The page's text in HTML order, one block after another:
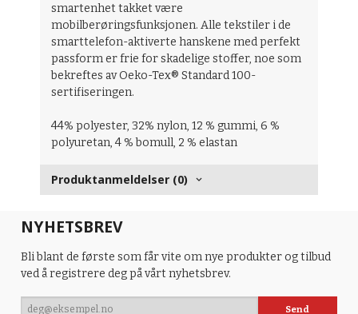
smartenhet takket være
mobilberøringsfunksjonen. Alle tekstiler i de
smarttelefon-aktiverte hanskene med perfekt
passform er frie for skadelige stoffer, noe som
bekreftes av Oeko-Tex® Standard 100-
sertifiseringen.
44% polyester, 32% nylon, 12 % gummi, 6 %
polyuretan, 4 % bomull, 2 % elastan
Produktanmeldelser (0)
NYHETSBREV
Bli blant de første som får vite om nye produkter og tilbud
ved å registrere deg på vårt nyhetsbrev.